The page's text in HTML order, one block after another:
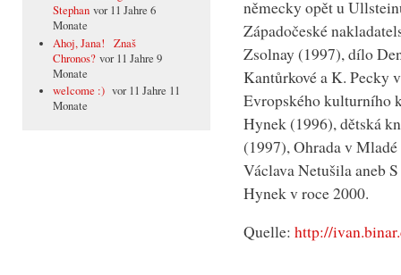
Stephan vor 11 Jahre 6
Monate
Ahoj, Jana! Znaš
Chronos? vor 11 Jahre 9
Monate
welcome :) vor 11 Jahre 11
Monate
německy opět u
Západočeské
Zsolnay (1997), dílo
Kantůrkové a K. Pecky
Evropského kulturního
Hynek (1996), dětská
(1997), Ohrada v
Václava Netušila aneb
Hynek v roce 2000.
Quelle: http://